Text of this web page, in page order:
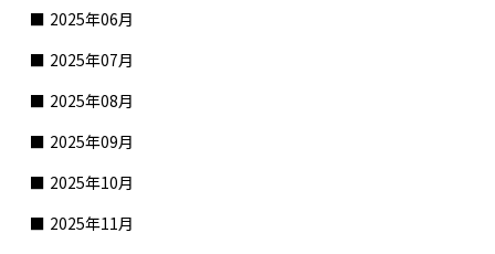
2025年06月
2025年07月
2025年08月
2025年09月
2025年10月
2025年11月